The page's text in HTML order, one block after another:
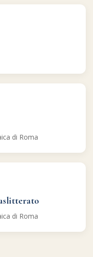
di Roma
di Roma